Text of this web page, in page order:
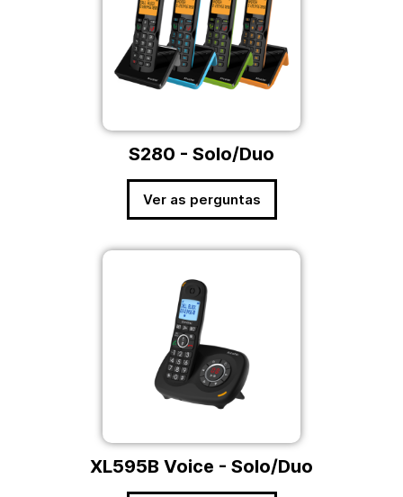
S280 - Solo/Duo
Ver as perguntas
XL595B Voice - Solo/Duo